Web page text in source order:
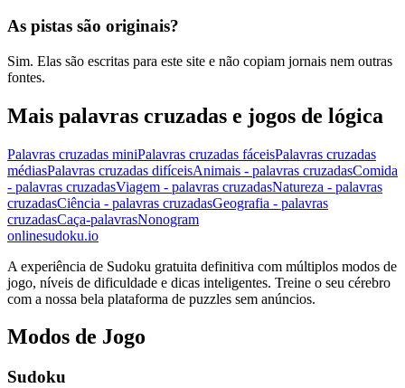
As pistas são originais?
Sim. Elas são escritas para este site e não copiam jornais nem outras
fontes.
Mais palavras cruzadas e jogos de lógica
Palavras cruzadas miniPalavras cruzadas fáceisPalavras cruzadas
médiasPalavras cruzadas difíceisAnimais - palavras cruzadasComida
- palavras cruzadasViagem - palavras cruzadasNatureza - palavras
cruzadasCiência - palavras cruzadasGeografia - palavras
cruzadasCaça-palavrasNonogram
onlinesudoku.io
A experiência de Sudoku gratuita definitiva com múltiplos modos de
jogo, níveis de dificuldade e dicas inteligentes. Treine o seu cérebro
com a nossa bela plataforma de puzzles sem anúncios.
Modos de Jogo
Sudoku